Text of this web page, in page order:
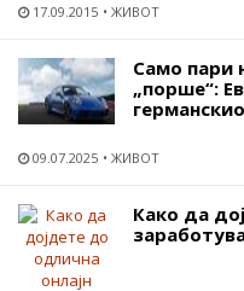
17.09.2015 ЖИВОТ
Само пари
„порше“:
09.07.2025 ЖИВОТ
Како да